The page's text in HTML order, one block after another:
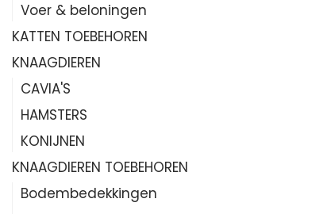
Voer & beloningen
KATTEN TOEBEHOREN
KNAAGDIEREN
CAVIA'S
HAMSTERS
KONIJNEN
KNAAGDIEREN TOEBEHOREN
Bodembedekkingen